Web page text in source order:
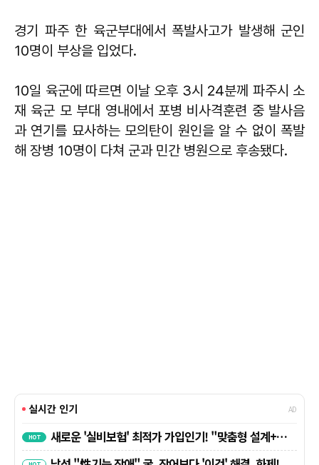
경기 파주 한 육군부대에서 폭발사고가 발생해 군인
10명이 부상을 입었다.
10일 육군에 따르면 이날 오후 3시 24분께 파주시 소
재 육군 모 부대 영내에서 포병 비사격훈련 중 발사음
과 연기를 묘사하는 모의탄이 원인을 알 수 없이 폭발
해 장병 10명이 다쳐 군과 민간 병원으로 후송됐다.